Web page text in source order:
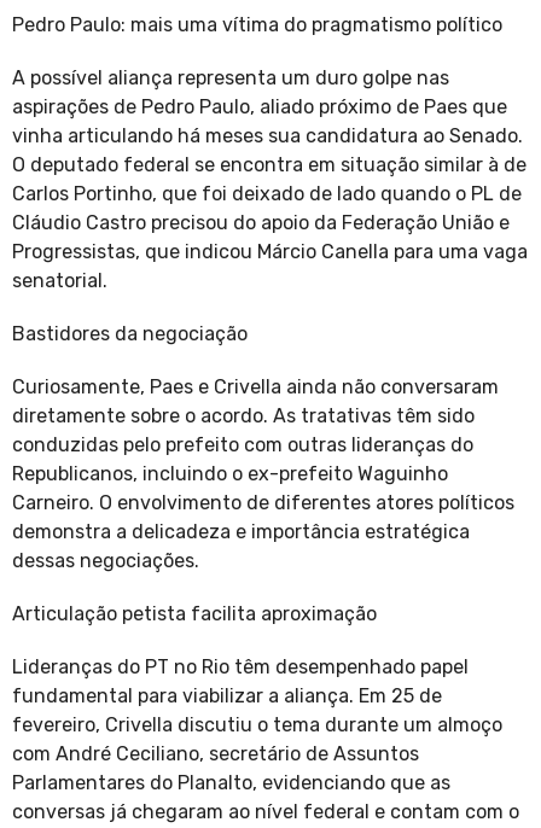
Pedro Paulo: mais uma vítima do pragmatismo político
A possível aliança representa um duro golpe nas
aspirações de Pedro Paulo, aliado próximo de Paes que
vinha articulando há meses sua candidatura ao Senado.
O deputado federal se encontra em situação similar à de
Carlos Portinho, que foi deixado de lado quando o PL de
Cláudio Castro precisou do apoio da Federação União e
Progressistas, que indicou Márcio Canella para uma vaga
senatorial.
Bastidores da negociação
Curiosamente, Paes e Crivella ainda não conversaram
diretamente sobre o acordo. As tratativas têm sido
conduzidas pelo prefeito com outras lideranças do
Republicanos, incluindo o ex-prefeito Waguinho
Carneiro. O envolvimento de diferentes atores políticos
demonstra a delicadeza e importância estratégica
dessas negociações.
Articulação petista facilita aproximação
Lideranças do PT no Rio têm desempenhado papel
fundamental para viabilizar a aliança. Em 25 de
fevereiro, Crivella discutiu o tema durante um almoço
com André Ceciliano, secretário de Assuntos
Parlamentares do Planalto, evidenciando que as
conversas já chegaram ao nível federal e contam com o